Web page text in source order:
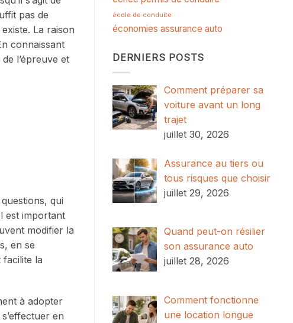
pas de
La raison
connaissant
l’épreuve et
qui
est important
modifier la
en se
facilite la
à adopter
en
école de conduite
économies assurance auto
DERNIERS POSTS
Comment préparer sa
voiture avant un long
trajet
juillet 30, 2026
Assurance au tiers ou
tous risques que choisir
juillet 29, 2026
Quand peut-on résilier
son assurance auto
juillet 28, 2026
Comment fonctionne
une location longue